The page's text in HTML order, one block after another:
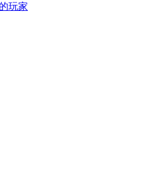
玩家